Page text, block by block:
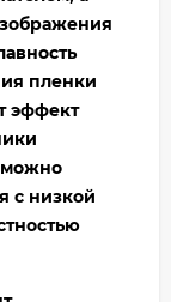
пленки
эффект
можно
с низкой